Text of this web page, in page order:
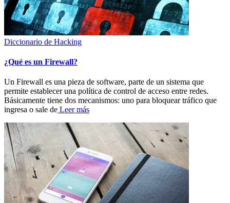
Diccionario de Hacking
¿Qué es un Firewall?
Un Firewall es una pieza de software, parte de un sistema que
permite establecer una política de control de acceso entre redes.
Básicamente tiene dos mecanismos: uno para bloquear tráfico que
ingresa o sale de Leer más